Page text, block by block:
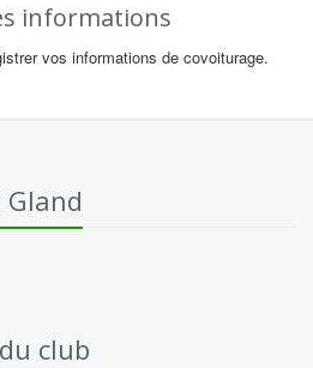
informations
vos informations de covoiturage.
Gland
club